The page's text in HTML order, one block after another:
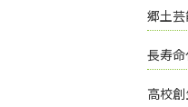
郷土
長寿
高校